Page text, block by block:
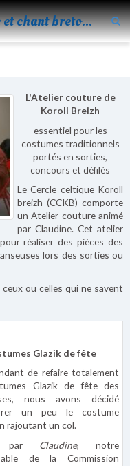
Culture, danse, musique et chant bretons
L'Atelier couture de
Koroll Breizh
essentiel pour les
costumes traditionnels
portés en sorties,
concours et défilés
Le Cercle celtique Koroll
breizh (CCKB) comporte
un Atelier couture animé
par Claudine. Cet atelier
réaliser des pièces des
lors des sorties ou
ou celles qui ne savent
Glazik de fête
de refaire totalement
Glazik de fête des
nous avons décidé
un peu le costume
rajoutant un col.
par Claudine, notre
de la Commission